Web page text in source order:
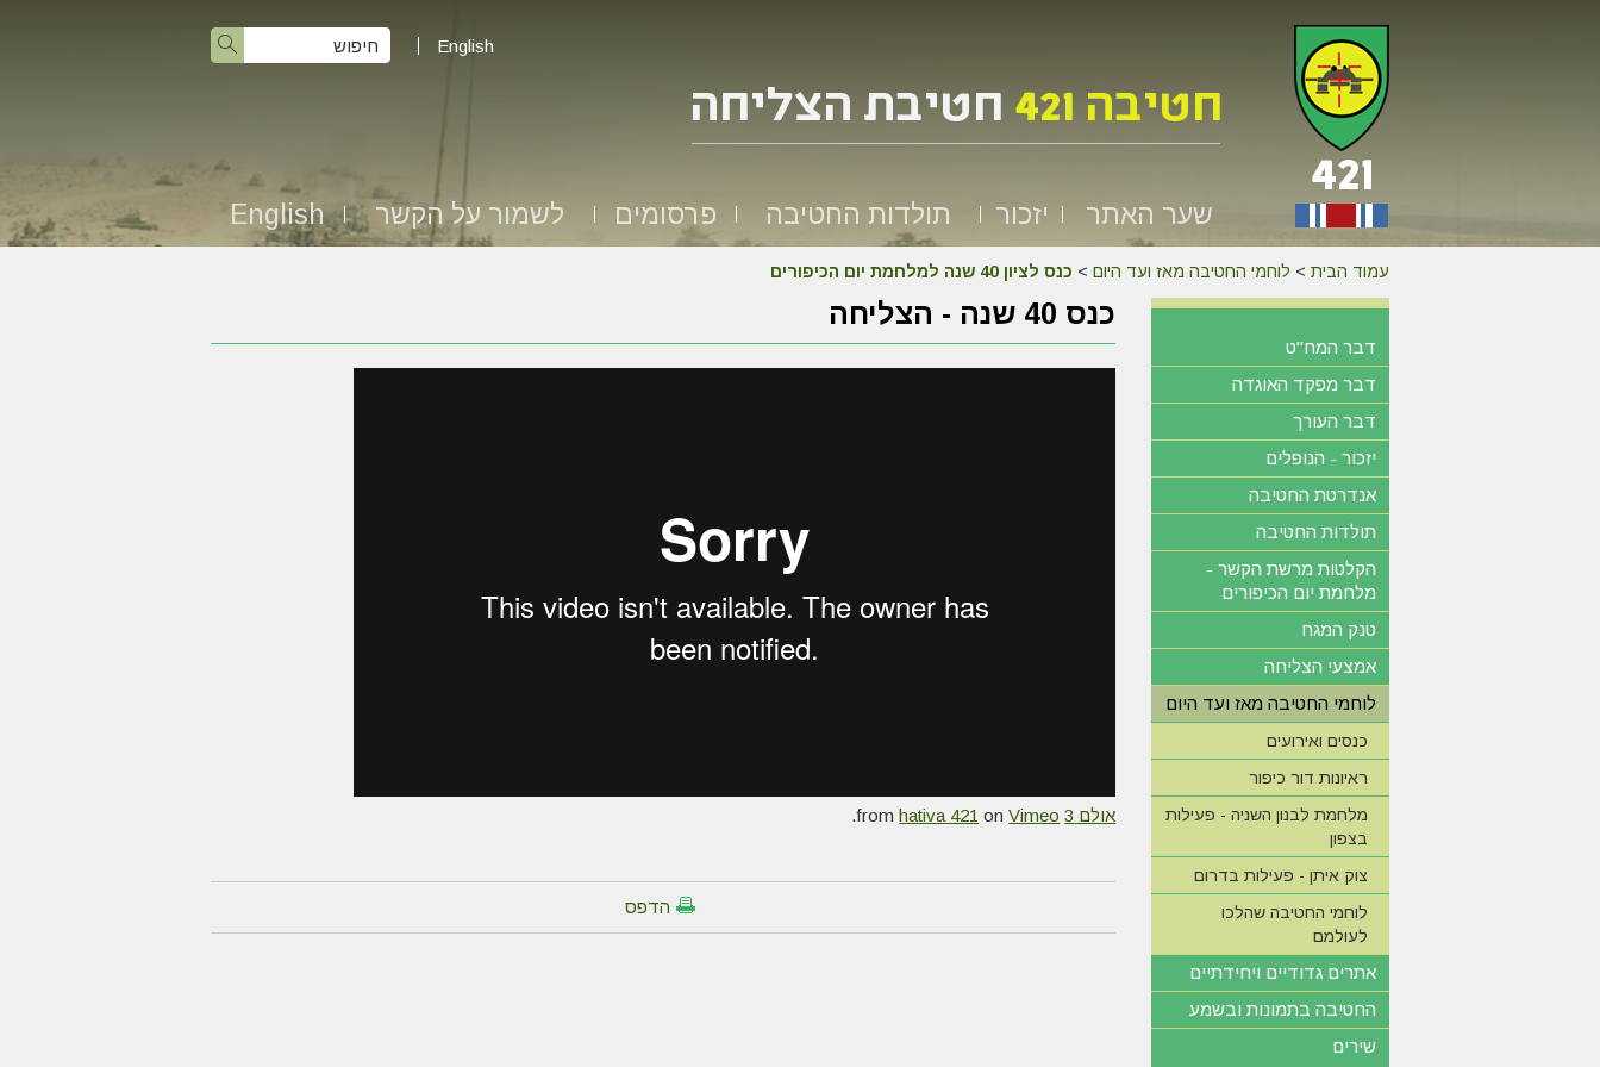
English
שער האתר יזכור תולדות החטיבה פרסומים לשמור על הקשר English
עמוד הבית > לוחמי החטיבה מאז ועד היום > כנס לציון 40 שנה למלחמת יום הכיפורים
כנס 40 שנה - הצליחה
אולם 3 from
hativa 421 onVimeo
.
הדפס
דבר המח"ט
דבר מפקד האוגדה
דבר העורך
יזכור - הנופלים
אנדרטת החטיבה
תולדות החטיבה
הקלטות מרשת הקשר -
מלחמת יום הכיפורים
טנק המגח
אמצעי הצליחה
לוחמי החטיבה מאז ועד היום
כנסים ואירועים
ראיונות דור כיפור
מלחמת לבנון השניה - פעילות
בצפון
צוק איתן - פעילות בדרום
לוחמי החטיבה שהלכו
לעולמם
אתרים גדודיים ויחידתיים
החטיבה בתמונות ובשמע
שירים